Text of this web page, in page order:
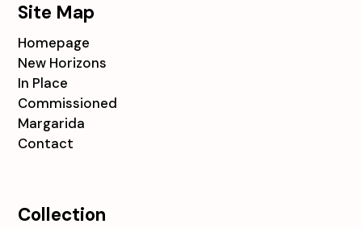
Site Map
Homepage
New Horizons
In Place
Commissioned
Margarida
Contact
Collection